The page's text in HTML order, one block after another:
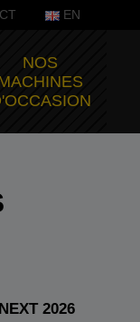
EN
NOS
2026